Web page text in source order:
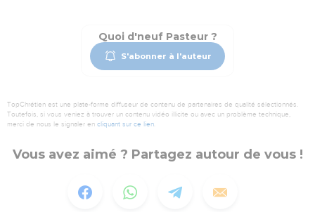
Quoi d'neuf Pasteur ?
S'abonner à l'auteur
TopChrétien est une plate-forme diffuseur de contenu de partenaires de qualité sélectionnés.
Toutefois, si vous veniez à trouver un contenu vidéo illicite ou avec un problème technique,
merci de nous le signaler en cliquant sur ce lien.
Vous avez aimé ? Partagez autour de vous !